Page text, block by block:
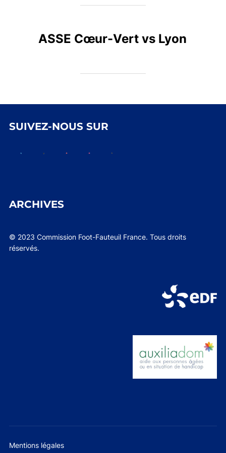
ASSE Cœur-Vert vs Lyon
SUIVEZ-NOUS SUR
ARCHIVES
© 2023 Commission Foot-Fauteuil France. Tous droits
réservés.
Mentions légales